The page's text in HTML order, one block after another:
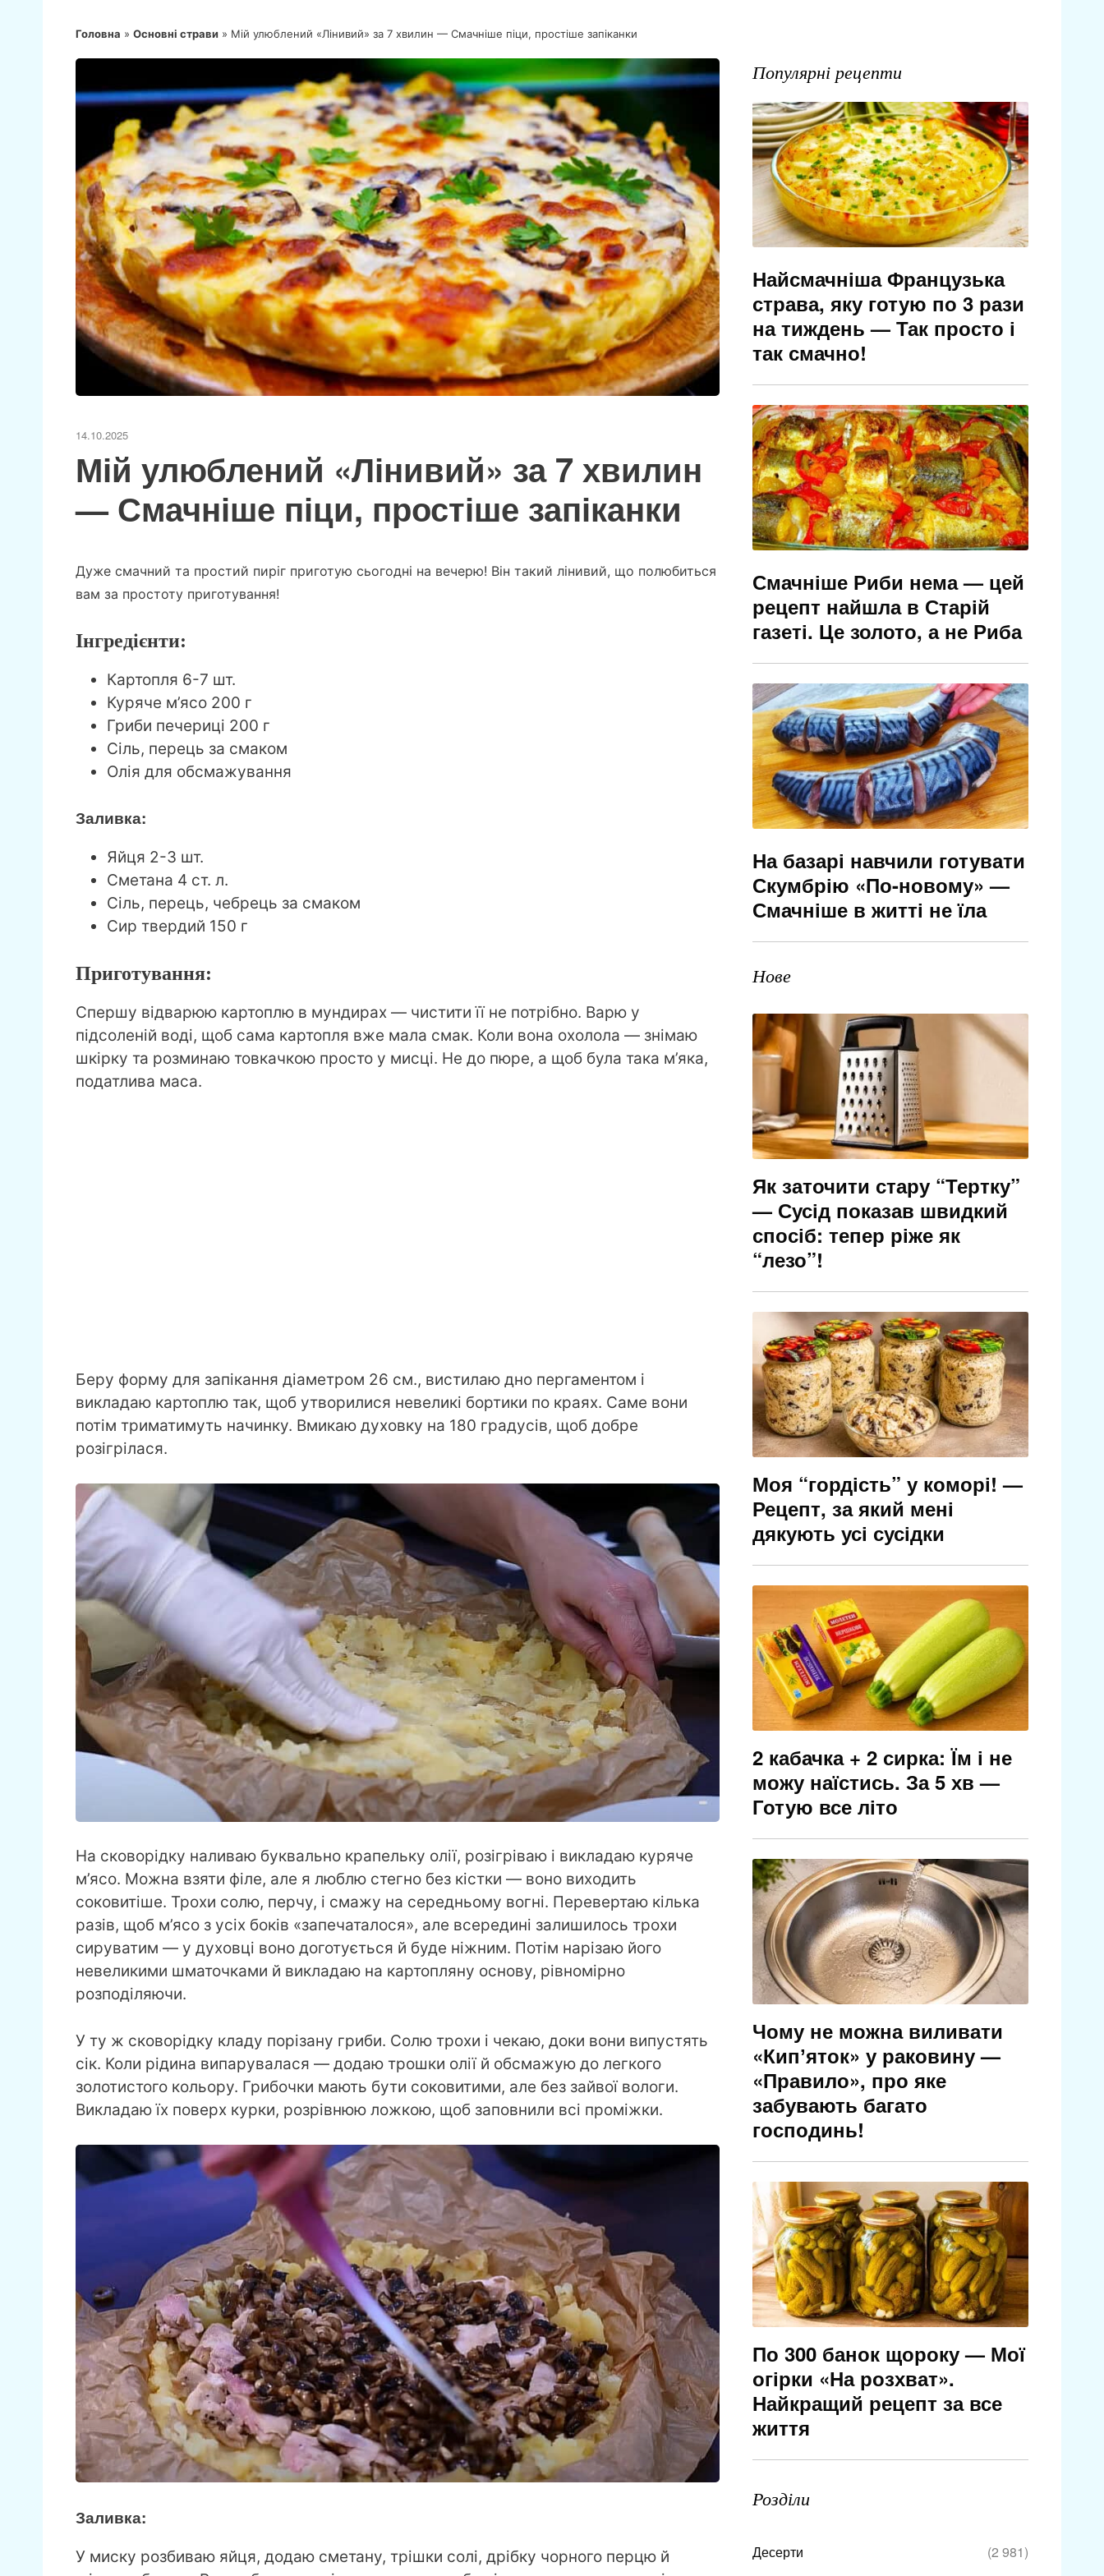
Головна » Основні страви » Мій улюблений «Лінивий» за 7 хвилин — Смачніше піци, простіше запіканки
14.10.2025
Мій улюблений «Лінивий» за 7 хвилин
— Смачніше піци, простіше запіканки
Дуже смачний та простий пиріг приготую сьогодні на вечерю! Він такий лінивий, що полюбиться
вам за простоту приготування!
Інгредієнти:
Картопля 6-7 шт.
Куряче м’ясо 200 г
Гриби печериці 200 г
Сіль, перець за смаком
Олія для обсмажування
Заливка:
Яйця 2-3 шт.
Сметана 4 ст. л.
Сіль, перець, чебрець за смаком
Сир твердий 150 г
Приготування:
Спершу відварюю картоплю в мундирах — чистити її не потрібно. Варю у
підсоленій воді, щоб сама картопля вже мала смак. Коли вона охолола — знімаю
шкірку та розминаю товкачкою просто у мисці. Не до пюре, а щоб була така м’яка,
податлива маса.
Беру форму для запікання діаметром 26 см., вистилаю дно пергаментом і
викладаю картоплю так, щоб утворилися невеликі бортики по краях. Саме вони
потім триматимуть начинку. Вмикаю духовку на 180 градусів, щоб добре
розігрілася.
На сковорідку наливаю буквально крапельку олії, розігріваю і викладаю куряче
м’ясо. Можна взяти філе, але я люблю стегно без кістки — воно виходить
соковитіше. Трохи солю, перчу, і смажу на середньому вогні. Перевертаю кілька
разів, щоб м’ясо з усіх боків «запечаталося», але всередині залишилось трохи
сируватим — у духовці воно доготується й буде ніжним. Потім нарізаю його
невеликими шматочками й викладаю на картопляну основу, рівномірно
розподіляючи.
У ту ж сковорідку кладу порізану гриби. Солю трохи і чекаю, доки вони випустять
сік. Коли рідина випарувалася — додаю трошки олії й обсмажую до легкого
золотистого кольору. Грибочки мають бути соковитими, але без зайвої вологи.
Викладаю їх поверх курки, розрівнюю ложкою, щоб заповнили всі проміжки.
Заливка:
У миску розбиваю яйця, додаю сметану, трішки солі, дрібку чорного перцю й
Популярні рецепти
Найсмачніша Французька
страва, яку готую по 3 рази
на тиждень — Так просто і
так смачно!
Смачніше Риби нема — цей
рецепт найшла в Старій
газеті. Це золото, а не Риба
На базарі навчили готувати
Скумбрію «По-новому» —
Смачніше в житті не їла
Нове
Як заточити стару “Тертку”
— Сусід показав швидкий
спосіб: тепер ріже як
“лезо”!
Моя “гордість” у коморі! —
Рецепт, за який мені
дякують усі сусідки
2 кабачка + 2 сирка: Їм і не
можу наїстись. За 5 хв —
Готую все літо
Чому не можна виливати
«Кипʼяток» у раковину —
«Правило», про яке
забувають багато
господинь!
По 300 банок щороку — Мої
огірки «На розхват».
Найкращий рецепт за все
життя
Розділи
Десерти
(2 981)